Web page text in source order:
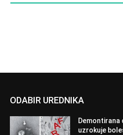
ODABIR UREDNIKA
Demontirana
uzrokuje